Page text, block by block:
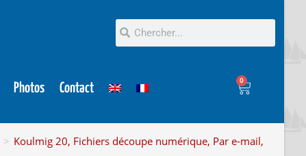
Photos Contact
0
> Koulmig 20, Fichiers découpe numérique, Par e-mail,